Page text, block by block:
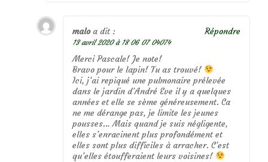
malo a dit :
13 avril 2020 à 18 06 07 04074
Merci Pascale! Je note!
Bravo pour le lapin! Tu as trouvé!
Ici, j’ai repiqué une pulmonaire prélevée
dans le jardin d’André Eve il y a quelques
années et elle se sème généreusement. Ca
ne me dérange pas, je limite les jeunes
pousses… Mais quand je suis négligente,
elles s’enracinent plus profondément et
elles sont plus difficiles à arracher. C’est
qu’elles étoufferaient leurs voisines!
Répondre